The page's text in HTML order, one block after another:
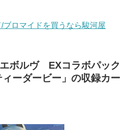
ブロマイドを買うなら駿河屋
ボルヴ EXコラボパック
ィーダービー」の収録カー